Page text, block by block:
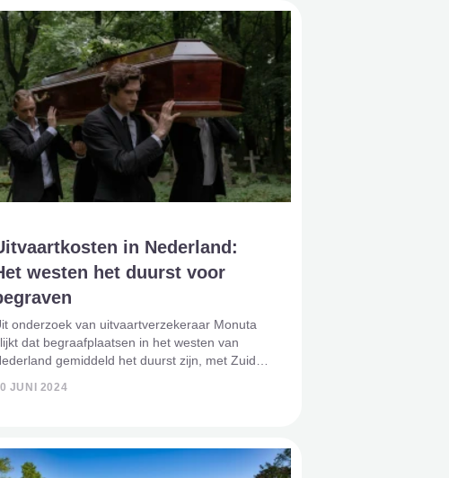
in Nederland:
westen het duurst voor
onderzoek van uitvaartverzekeraar Monuta
dat begraafplaatsen in het westen van
gemiddeld het duurst zijn, met Zuid-
JUNI 2024